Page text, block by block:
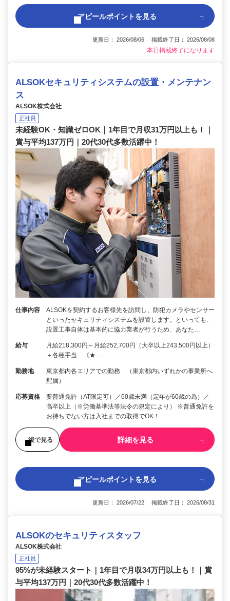
アピールポイントを見る
更新日： 2026/08/06 掲載終了日： 2026/08/08
本日掲載終了になります
ALSOKセキュリティシステムの設置・メンテナン
ス
ALSOK株式会社
正社員
未経験OK・知識ゼロOK｜1年目で月収31万円以上も！｜
賞与平均137万円｜20代30代多数活躍中！
仕事内容
ALSOKを契約するお客様先を訪問し、防犯カメラやセンサー
といったセキュリティシステムを設置します。といっても、
設置工事自体は基本的に協力業者が行うため、あなた…
給与
月給218,300円～月給252,700円（大卒以上243,500円以上）
＋各種手当 《★…
勤務地
東京都内各エリアでの勤務 （東京都内いずれかの事業所へ
配属）
応募資格
要普通免許（AT限定可）／60歳未満（定年が60歳の為）／
高卒以上（※労働基準法等法令の規定により） ※普通免許を
お持ちでない方は入社までの取得でOK！
後で見る 詳細を見る
アピールポイントを見る
更新日： 2026/07/22 掲載終了日： 2026/08/31
ALSOKのセキュリティスタッフ
ALSOK株式会社
正社員
95%が未経験スタート｜1年目で月収34万円以上も！｜賞
与平均137万円｜20代30代多数活躍中！